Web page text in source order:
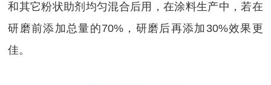
和其它粉状助剂均匀混合后用，在涂料生产中，若在
研磨前添加总量的70%，研磨后再添加30%效果更
佳。